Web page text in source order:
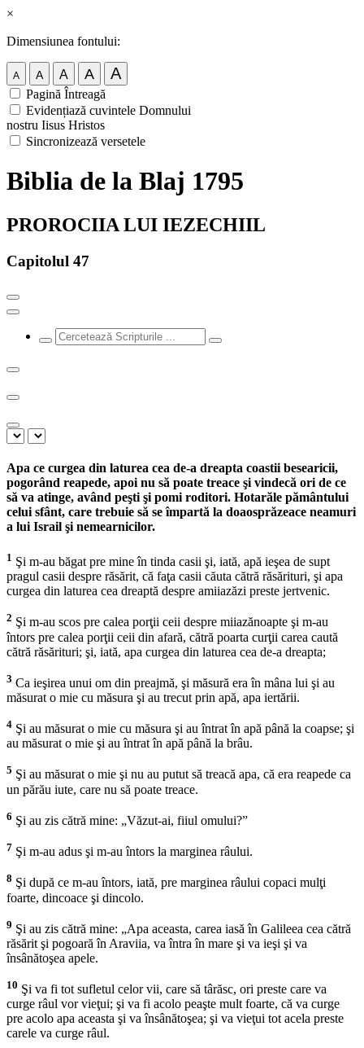
×
Dimensiunea fontului:
A A A A A
Pagină Întreagă
Evidențiază cuvintele Domnului
nostru Iisus Hristos
Sincronizează versetele
Biblia de la Blaj 1795
PROROCIIA LUI IEZECHIIL
Capitolul 47
Apa ce curgea din laturea cea de-a dreapta coastii besearicii,
pogorând reapede, apoi nu să poate treace şi vindecă ori de ce
să va atinge, având peşti şi pomi roditori. Hotarăle pământului
celui sfânt, care trebuie să se împartă la doaosprăzeace neamuri
a lui Israil şi nemearnicilor.
1 Şi m-au băgat pre mine în tinda casii şi, iată, apă ieşea de supt
pragul casii despre răsărit, că faţa casii căuta cătră răsărituri, şi apa
curgea din laturea cea dreaptă despre amiiazăzi preste jertvenic.
2 Şi m-au scos pre calea porţii ceii despre miiazănoapte şi m-au
întors pre calea porţii ceii din afară, cătră poarta curţii carea caută
cătră răsărituri; şi, iată, apa curgea din laturea cea de-a dreapta;
3 Ca ieşirea unui om din preajmă, şi măsură era în mâna lui şi au
măsurat o mie cu măsura şi au trecut prin apă, apa iertării.
4 Şi au măsurat o mie cu măsura şi au întrat în apă până la coapse; şi
au măsurat o mie şi au întrat în apă până la brâu.
5 Şi au măsurat o mie şi nu au putut să treacă apa, că era reapede ca
un părău iute, care nu să poate treace.
6 Şi au zis cătră mine: „Văzut-ai, fiiul omului?”
7 Şi m-au adus şi m-au întors la marginea râului.
8 Şi după ce m-au întors, iată, pre marginea râului copaci mulţi
foarte, dincoace şi dincolo.
9 Şi au zis cătră mine: „Apa aceasta, carea iasă în Galileea cea cătră
răsărit şi pogoară în Araviia, va întra în mare şi va ieşi şi va
însânătoşea apele.
10 Şi va fi tot sufletul celor vii, care să târăsc, ori preste care va
curge râul vor vieţui; şi va fi acolo peaşte mult foarte, că va curge
pre acolo apa aceasta şi va însânătoşea; şi va vieţui tot acela preste
carele va curge râul.